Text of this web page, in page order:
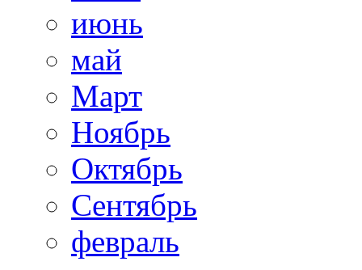
июнь
май
Март
Ноябрь
Октябрь
Сентябрь
февраль